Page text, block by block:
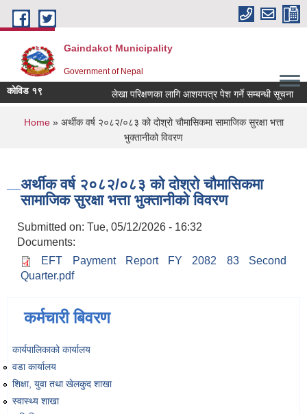
Skip to main content
Gaindakot Municipality
Government of Nepal
कोविड १९ लेखा परिक्षणका लागि आशयपत्र पेश गर्ने सम्बन्धी सूचना
You are here
Home» अर्थीक वर्ष २०८२/०८३ को दोश्रो चौमासिकमा सामाजिक सुरक्षा भत्ता
भुक्तानीको विवरण
अर्थीक वर्ष २०८२/०८३ को दोश्रो चौमासिकमा
सामाजिक सुरक्षा भत्ता भुक्तानीको विवरण
Submitted on: Tue, 05/12/2026 - 16:32
Documents:
EFT Payment Report FY 2082 83 Second
Quarter.pdf
कर्मचारी बिवरण
कार्यपालिकाको कार्यालय
वडा कार्यालय
शिक्षा, युवा तथा खेलकुद शाखा
स्वास्थ्य शाखा